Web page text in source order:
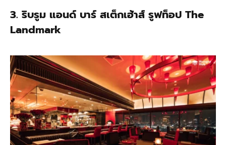
3. ริบรูม แอนด์ บาร์ สเต็กเฮ้าส์ รูฟท็อป The
Landmark